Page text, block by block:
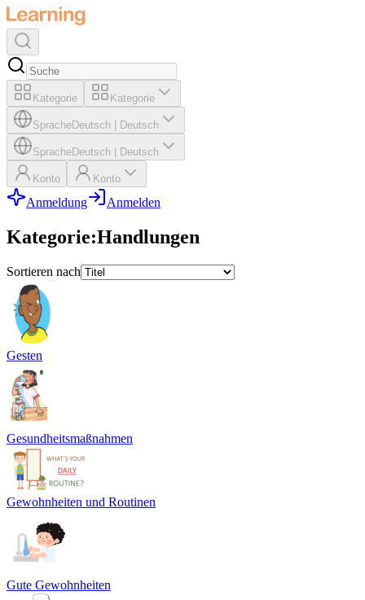
Kategorie Kategorie
SpracheDeutsch Deutsch
SpracheDeutsch Deutsch
Konto Konto
Anmeldung Anmelden
Kategorie:Handlungen
Sortieren nach
Gesten
Gesundheitsmaßnahmen
Gewohnheiten und Routinen
Gute Gewohnheiten